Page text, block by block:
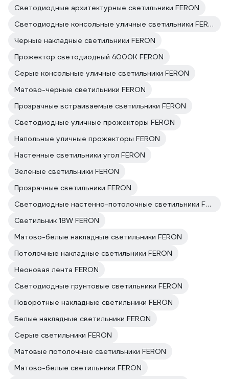
Светодиодные архитектурные светильники FERON
Светодиодные консольные уличные светильники FERON
Черные накладные светильники FERON
Прожектор светодиодный 4000K FERON
Серые консольные уличные светильники FERON
Матово-черные светильники FERON
Прозрачные встраиваемые светильники FERON
Светодиодные уличные прожекторы FERON
Напольные уличные прожекторы FERON
Настенные светильники угол FERON
Зеленые светильники FERON
Прозрачные светильники FERON
Светодиодные настенно-потолочные светильники FERON
Светильник 18W FERON
Матово-белые накладные светильники FERON
Потолочные накладные светильники FERON
Неоновая лента FERON
Светодиодные грунтовые светильники FERON
Поворотные накладные светильники FERON
Белые накладные светильники FERON
Серые светильники FERON
Матовые потолочные светильники FERON
Матово-белые светильники FERON